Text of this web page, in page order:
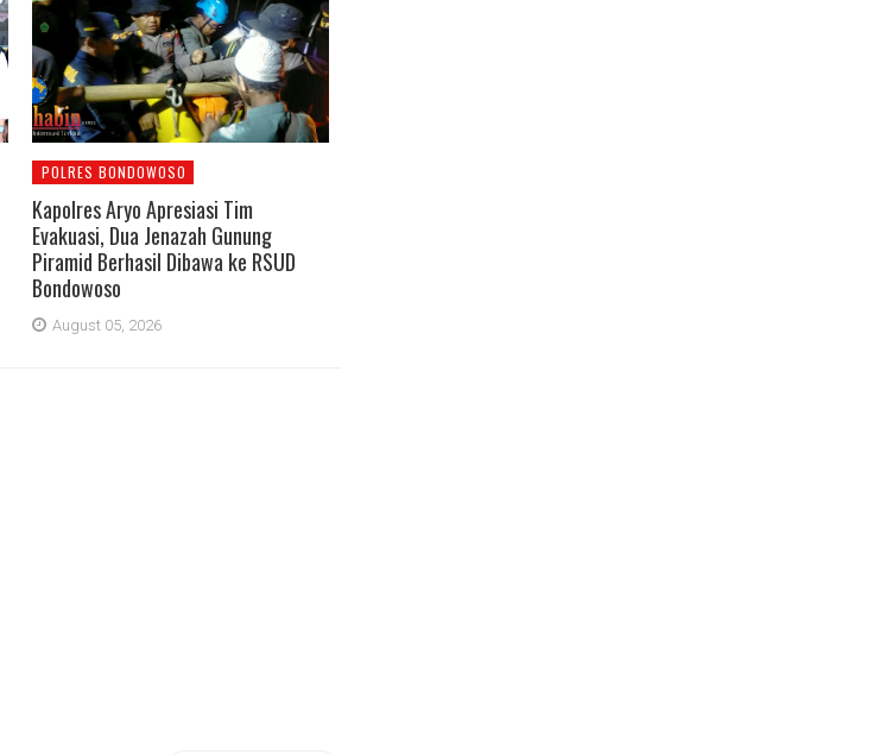
POLRES BONDOWOSO
Kapolres Aryo Apresiasi Tim
Evakuasi, Dua Jenazah Gunung
Piramid Berhasil Dibawa ke RSUD
Bondowoso
August 05, 2026